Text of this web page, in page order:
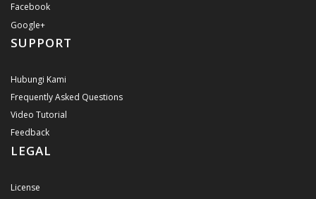
Facebook
Google+
SUPPORT
Hubungi Kami
Frequently Asked Questions
Video Tutorial
Feedback
LEGAL
License